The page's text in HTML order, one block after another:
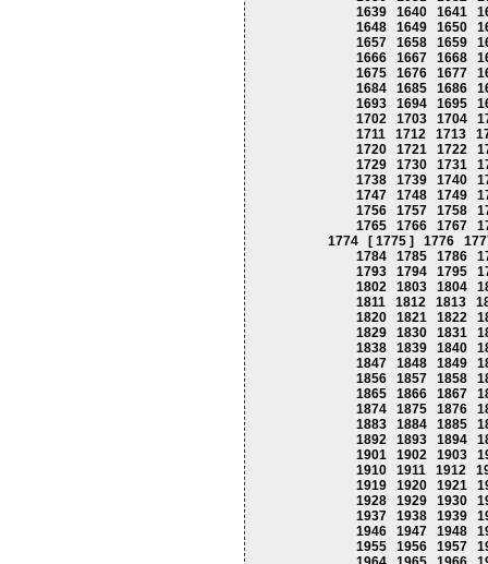
1639
1640 1641
1648
1649 1650
1657
1658 1659
1666
1667 1668
1675
1676 1677
1684
1685 1686
1693
1694 1695
1702
1703 1704
1711
1712 1713
1720
1721 1722
1729
1730 1731
1738
1739 1740
1747
1748 1749
1756
1757 1758
1765
1766 1767
1774
[ 1775 ] 1776
1784
1785 1786
1793
1794 1795
1802
1803 1804
1811
1812 1813
1820
1821 1822
1829
1830 1831
1838
1839 1840
1847
1848 1849
1856
1857 1858
1865
1866 1867
1874
1875 1876
1883
1884 1885
1892
1893 1894
1901
1902 1903
1910
1911 1912
1919
1920 1921
1928
1929 1930
1937
1938 1939
1946
1947 1948
1955
1956 1957